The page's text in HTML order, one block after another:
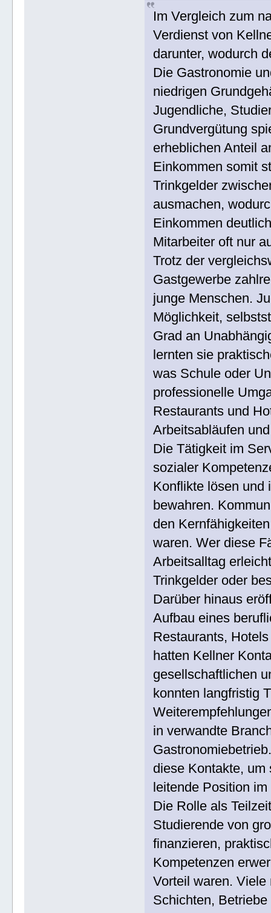
Im Vergleich zum
Verdienst von
darunter, wodurch
Die Gastronomie
niedrigen
Jugendliche,
Grundvergütung
erheblichen Anteil
Einkommen somit
Trinkgelder
ausmachen,
Einkommen
Mitarbeiter oft nur
Trotz der
Gastgewerbe
junge Menschen.
Möglichkeit,
Grad an
lernten sie
was Schule oder
professionelle
Restaurants und
Arbeitsabläufen
Die Tätigkeit im
sozialer
Konflikte lösen und
bewahren.
den
waren. Wer diese
Arbeitsalltag
Trinkgelder oder
Darüber hinaus
Aufbau eines
Restaurants,
hatten Kellner
gesellschaftlichen
konnten langfristig
in verwandte
diese Kontakte,
leitende Position
Die Rolle als
Studierende von
finanzieren,
Kompetenzen
Vorteil waren.
Schichten,